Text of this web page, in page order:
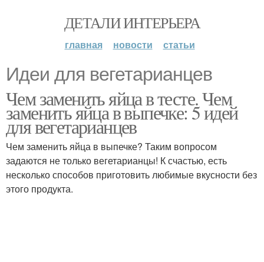
ДЕТАЛИ ИНТЕРЬЕРА
главная новости статьи
Идеи для вегетарианцев
Чем заменить яйца в тесте. Чем
заменить яйца в выпечке: 5 идей
для вегетарианцев
Чем заменить яйца в выпечке? Таким вопросом
задаются не только вегетарианцы! К счастью, есть
несколько способов приготовить любимые вкусности без
этого продукта.